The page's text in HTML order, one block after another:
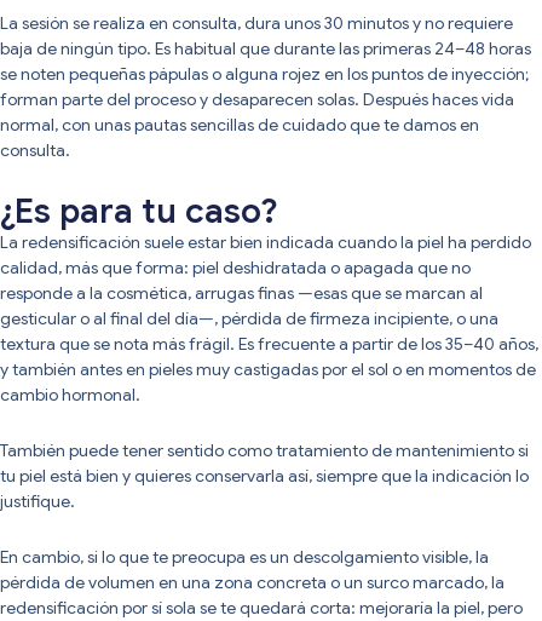
La sesión se realiza en consulta, dura unos 30 minutos y no requiere
baja de ningún tipo. Es habitual que durante las primeras 24–48 horas
se noten pequeñas pápulas o alguna rojez en los puntos de inyección;
forman parte del proceso y desaparecen solas. Después haces vida
normal, con unas pautas sencillas de cuidado que te damos en
consulta.
¿Es para tu caso?
La redensificación suele estar bien indicada cuando la piel ha perdido
calidad, más que forma: piel deshidratada o apagada que no
responde a la cosmética, arrugas finas —esas que se marcan al
gesticular o al final del día—, pérdida de firmeza incipiente, o una
textura que se nota más frágil. Es frecuente a partir de los 35–40 años,
y también antes en pieles muy castigadas por el sol o en momentos de
cambio hormonal.
También puede tener sentido como tratamiento de mantenimiento si
tu piel está bien y quieres conservarla así, siempre que la indicación lo
justifique.
En cambio, si lo que te preocupa es un descolgamiento visible, la
pérdida de volumen en una zona concreta o un surco marcado, la
redensificación por sí sola se te quedará corta: mejoraría la piel, pero